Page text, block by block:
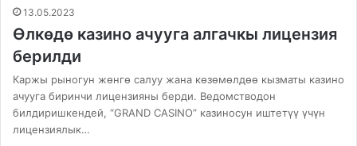
13.05.2023
Өлкөдө казино ачууга алгачкы лицензия
берилди
Каржы рыногун жөнгө салуу жана көзөмөлдөө кызматы казино
ачууга биринчи лицензияны берди. Ведомстводон
билдиришкендей, “GRAND CASINO” казиносун иштетүү үчүн
лицензиялык…